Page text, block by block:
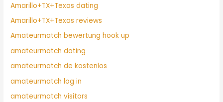
Amarillo+TX+Texas dating
Amarillo+TX+Texas reviews
Amateurmatch bewertung hook up
amateurmatch dating
amateurmatch de kostenlos
amateurmatch log in
amateurmatch visitors